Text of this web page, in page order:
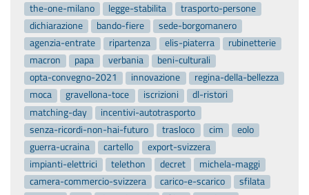
the-one-milano
legge-stabilita
trasporto-persone
dichiarazione
bando-fiere
sede-borgomanero
agenzia-entrate
ripartenza elis-piaterra
rubinetterie
macron
papa verbania
beni-culturali
opta-convegno-2021
innovazione
regina-della-bellezza
moca
gravellona-toce iscrizioni
dl-ristori
matching-day
incentivi-autotrasporto
senza-ricordi-non-hai-futuro
trasloco cim
eolo
guerra-ucraina
cartello
export-svizzera
impianti-elettrici
telethon decret
michela-maggi
camera-commercio-svizzera
carico-e-scarico
sfilata